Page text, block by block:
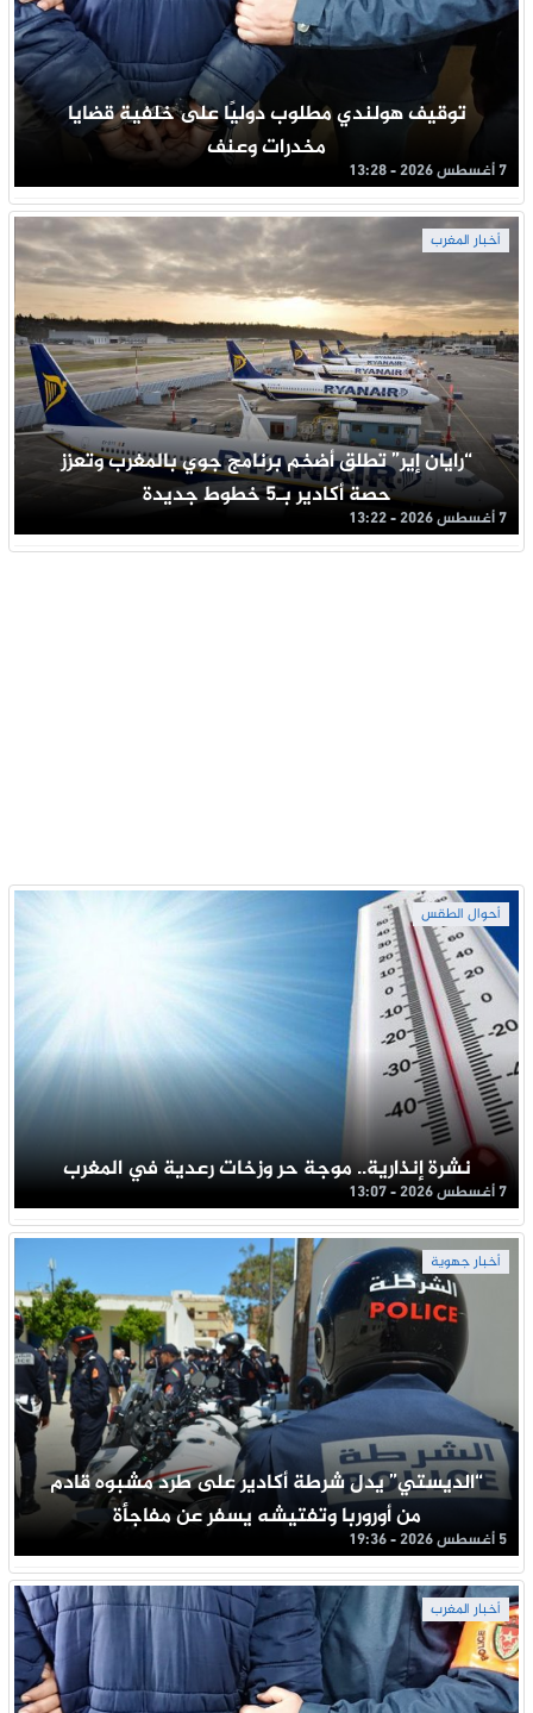
توقيف هولندي مطلوب دوليًا على خلفية قضايا
مخدرات وعنف
7 أغسطس 2026 - 13:28
أخبار المغرب
“رايان إير” تطلق أضخم برنامج جوي بالمغرب وتعزز
حصة أكادير بـ5 خطوط جديدة
7 أغسطس 2026 - 13:22
أحوال الطقس
نشرة إنذارية.. موجة حر وزخات رعدية في المغرب
7 أغسطس 2026 - 13:07
أخبار جهوية
“الديستي” يدل شرطة أكادير على طرد مشبوه قادم
من أوروربا وتفتيشه يسفر عن مفاجأة
5 أغسطس 2026 - 19:36
أخبار المغرب